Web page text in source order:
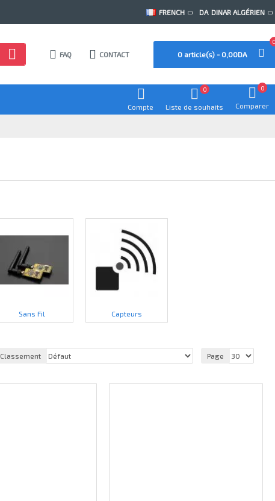
FRENCH DA DINAR ALGÉRIEN
FAQ CONTACT 0 article(s) - 0,00DA
Compte Liste de souhaits
0
Comparer
0
Sans Fil Capteurs
Classement Page